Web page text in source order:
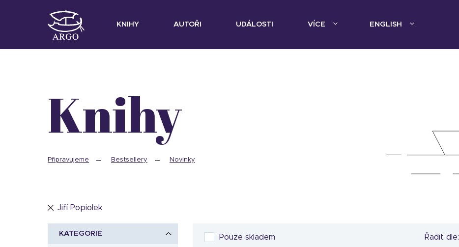
KNIHY AUTOŘI UDÁLOSTI VÍCE ENGLISH
Knihy
Připravujeme Bestsellery Novinky
Jiří Popiolek
KATEGORIE
Pouze skladem Řadit dle: